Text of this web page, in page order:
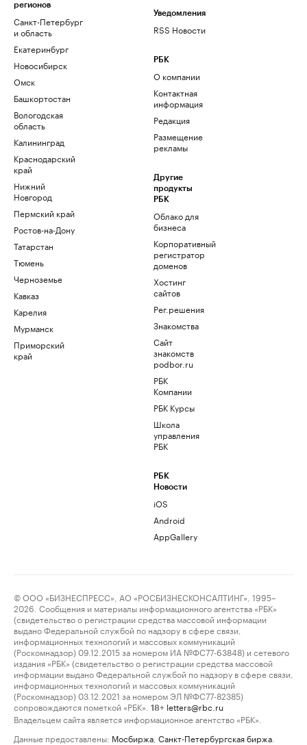
регионов
Санкт-Петербург
и область
Екатеринбург
Новосибирск
Омск
Башкортостан
Вологодская
область
Калининград
Краснодарский
край
Нижний
Новгород
Пермский край
Ростов-на-Дону
Татарстан
Тюмень
Черноземье
Кавказ
Карелия
Мурманск
Приморский
край
Уведомления
RSS Новости
РБК
О компании
Контактная
информация
Редакция
Размещение
рекламы
Другие
продукты
РБК
Облако для
бизнеса
Корпоративный
регистратор
доменов
Хостинг
сайтов
Рег.решения
Знакомства
Сайт
знакомств
podbor.ru
РБК
Компании
РБК Курсы
Школа
управления
РБК
РБК
Новости
iOS
Android
AppGallery
© ООО «БИЗНЕСПРЕСС», АО «РОСБИЗНЕСКОНСАЛТИНГ», 1995–
2026. Сообщения и материалы информационного агентства «РБК»
(свидетельство о регистрации средства массовой информации
выдано Федеральной службой по надзору в сфере связи,
информационных технологий и массовых коммуникаций
(Роскомнадзор) 09.12.2015 за номером ИА №ФС77-63848) и сетевого
издания «РБК» (свидетельство о регистрации средства массовой
информации выдано Федеральной службой по надзору в сфере связи,
информационных технологий и массовых коммуникаций
(Роскомнадзор) 03.12.2021 за номером ЭЛ №ФС77-82385)
сопровождаются пометкой «РБК».
18+ letters@rbc.ru
Владельцем сайта является информационное агентство «РБК».
Данные предоставлены: Мосбиржа Санкт-Петербургская биржа